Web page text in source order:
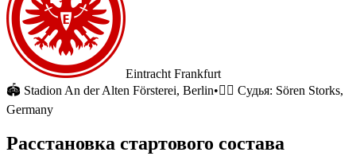
Eintracht Frankfurt
🏟 Stadion An der Alten Försterei, Berlin•🧑‍⚖️ Судья: Sören Storks,
Germany
Расстановка стартового состава